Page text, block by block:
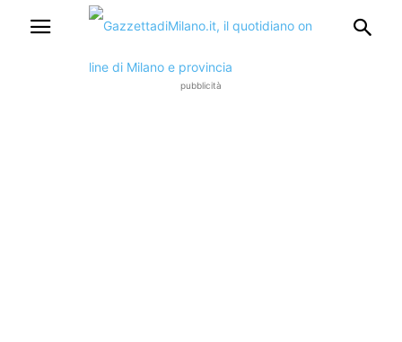
pubblicità